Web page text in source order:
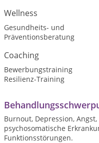
Wellness
Gesundheits- und
Präventionsberatung
Coaching
Bewerbungstraining
Resilienz-Training
Burnout, Depression,
psychosomatische
Funktionsstörungen.